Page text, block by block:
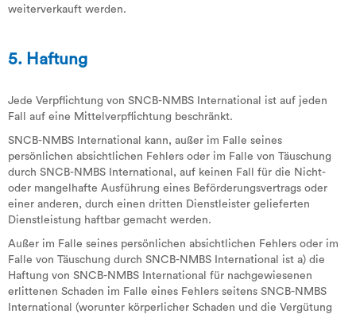
weiterverkauft werden.
5. Haftung
Jede Verpflichtung von SNCB-NMBS International ist auf jeden
Fall auf eine Mittelverpflichtung beschränkt.
SNCB-NMBS International kann, außer im Falle seines
persönlichen absichtlichen Fehlers oder im Falle von Täuschung
durch SNCB-NMBS International, auf keinen Fall für die Nicht-
oder mangelhafte Ausführung eines Beförderungsvertrags oder
einer anderen, durch einen dritten Dienstleister gelieferten
Dienstleistung haftbar gemacht werden.
Außer im Falle seines persönlichen absichtlichen Fehlers oder im
Falle von Täuschung durch SNCB-NMBS International ist a) die
Haftung von SNCB-NMBS International für nachgewiesenen
erlittenen Schaden im Falle eines Fehlers seitens SNCB-NMBS
International (worunter körperlicher Schaden und die Vergütung